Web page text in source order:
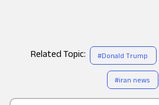
Add as a
Related Topic: #Donald Trump
#iran news